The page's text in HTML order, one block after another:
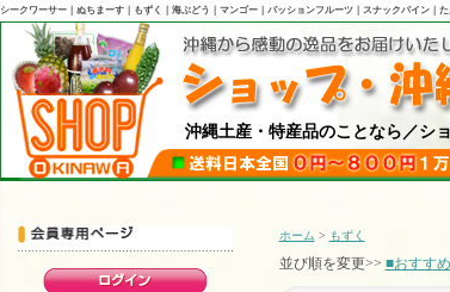
シークワーサー｜ぬちまーす｜もずく｜海ぶどう｜マンゴー｜パッションフルーツ｜スナックパイン｜た
沖縄土産・特産品のことなら／ショッ
ホーム > もずく
並び順を変更>> ■おすす